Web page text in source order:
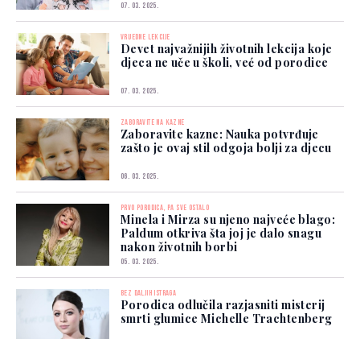
07. 03. 2025.
VRIJEDNE LEKCIJE
Devet najvažnijih životnih lekcija koje
djeca ne uče u školi, već od porodice
07. 03. 2025.
ZABORAVITE NA KAZNE
Zaboravite kazne: Nauka potvrđuje
zašto je ovaj stil odgoja bolji za djecu
06. 03. 2025.
PRVO PORODICA, PA SVE OSTALO
Minela i Mirza su njeno najveće blago:
Paldum otkriva šta joj je dalo snagu
nakon životnih borbi
05. 03. 2025.
BEZ DALJIH ISTRAGA
Porodica odlučila razjasniti misterij
smrti glumice Michelle Trachtenberg